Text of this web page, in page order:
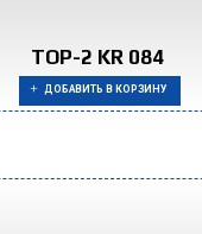
TOP-2 KR 084
ДОБАВИТЬ В КОРЗИНУ